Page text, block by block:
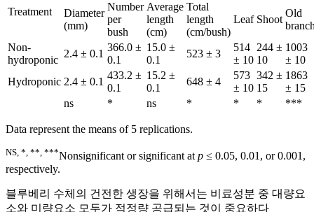
Treatment
Diameter
(mm)
Number
per
bush
Average
length
(cm)
Total
length
(cm/bush)
Leaf Shoot
Old
Non-
hydroponic
2.4 ± 0.1
366.0 ±
0.1
15.0 ±
0.1
523 ± 3
514
± 10
244 ±
10
1003
± 10
Hydroponic 2.4 ± 0.1
433.2 ±
0.1
15.2 ±
0.1
648 ± 4
573
± 10
342 ±
15
1863
± 15
ns
* ns * * * ***
Data represent the means of 5 replications.
NS, *, **, ***Nonsignificant or significant atp ≤ 0.05, 0.01, or 0.001,
respectively.
블루베리 수체의 건전한 생장을 위해서는 비료성분 중 대량요
소와 미량요소 모두가 적정량 공급되는 것이 중요하다